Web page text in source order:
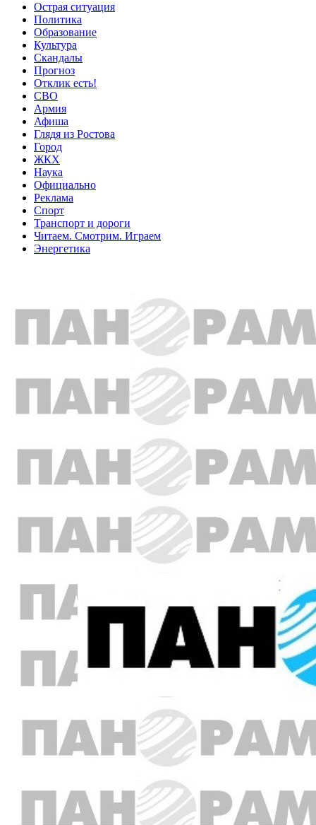
Острая ситуация
Политика
Образование
Культура
Скандалы
Прогноз
Отклик есть!
СВО
Армия
Афиша
Глядя из Ростова
Город
ЖКХ
Наука
Официально
Реклама
Спорт
Транспорт и дороги
Читаем. Смотрим. Играем
Энергетика